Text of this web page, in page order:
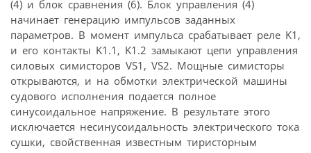
(4) и блок сравнения (6). Блок управления (4)
начинает генерацию импульсов заданных
параметров. В момент импульса срабатывает реле K1,
и его контакты K1.1, K1.2 замыкают цепи управления
силовых симисторов VS1, VS2. Мощные симисторы
открываются, и на обмотки электрической машины
судового исполнения подается полное
синусоидальное напряжение. В результате этого
исключается несинусоидальность электрического тока
сушки, свойственная известным тиристорным